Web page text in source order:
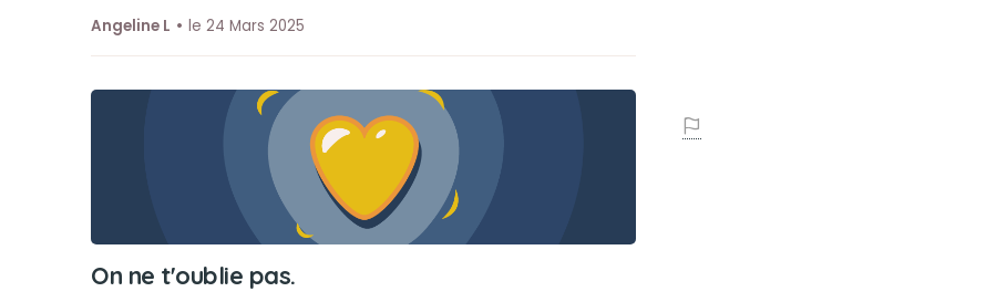
Angeline L
le 24 Mars 2025
On ne t'oublie pas.